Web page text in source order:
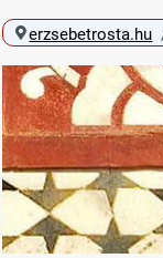
erzsebetrosta.hu